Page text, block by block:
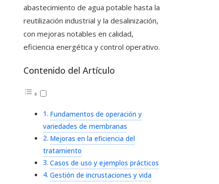
abastecimiento de agua potable hasta la
reutilización industrial y la desalinización,
con mejoras notables en calidad,
eficiencia energética y control operativo.
Contenido del Artículo
Fundamentos de operación y
variedades de membranas
Mejoras en la eficiencia del
tratamiento
Casos de uso y ejemplos prácticos
Gestión de incrustaciones y vida